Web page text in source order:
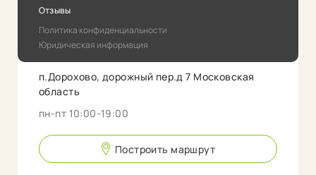
Отзывы
Политика конфиденциальности
Юридическая информация
п.Дорохово, дорожный пер.д 7 Московская
область
пн-пт 10:00-19:00
Построить маршрут